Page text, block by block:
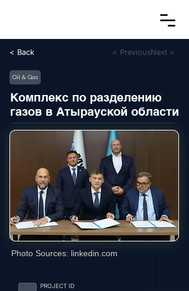
< Back < PreviousNext >
Oil & Gas
Комплекс по разделению
газов в Атырауской области
Photo Sources: linkedin.com
PROJECT ID